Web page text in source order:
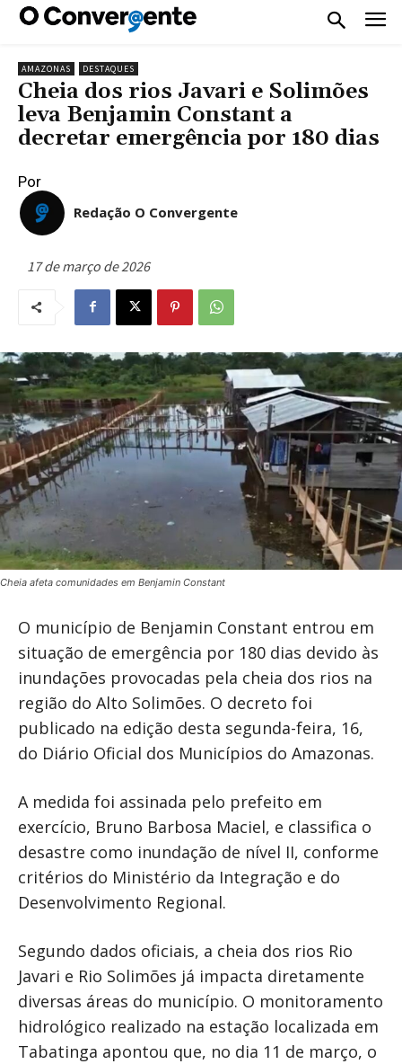
AMAZONAS DESTAQUES
Cheia dos rios Javari e Solimões
leva Benjamin Constant a
decretar emergência por 180 dias
Por
Redação O Convergente
17 de março de 2026
Cheia afeta comunidades em Benjamin Constant
O município de Benjamin Constant entrou em
situação de emergência por 180 dias devido às
inundações provocadas pela cheia dos rios na
região do Alto Solimões. O decreto foi
publicado na edição desta segunda-feira, 16,
do Diário Oficial dos Municípios do Amazonas.
A medida foi assinada pelo prefeito em
exercício, Bruno Barbosa Maciel, e classifica o
desastre como inundação de nível II, conforme
critérios do Ministério da Integração e do
Desenvolvimento Regional.
Segundo dados oficiais, a cheia dos rios Rio
Javari e Rio Solimões já impacta diretamente
diversas áreas do município. O monitoramento
hidrológico realizado na estação localizada em
Tabatinga apontou que, no dia 11 de março, o